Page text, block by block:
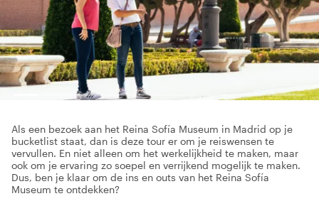
Als een bezoek aan het Reina Sofía Museum in Madrid op je
bucketlist staat, dan is deze tour er om je reiswensen te
vervullen. En niet alleen om het werkelijkheid te maken, maar
ook om je ervaring zo soepel en verrijkend mogelijk te maken.
Dus, ben je klaar om de ins en outs van het Reina Sofía
Museum te ontdekken?